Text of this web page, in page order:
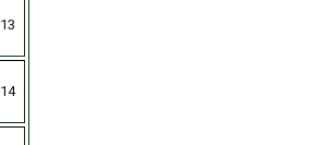
13
14